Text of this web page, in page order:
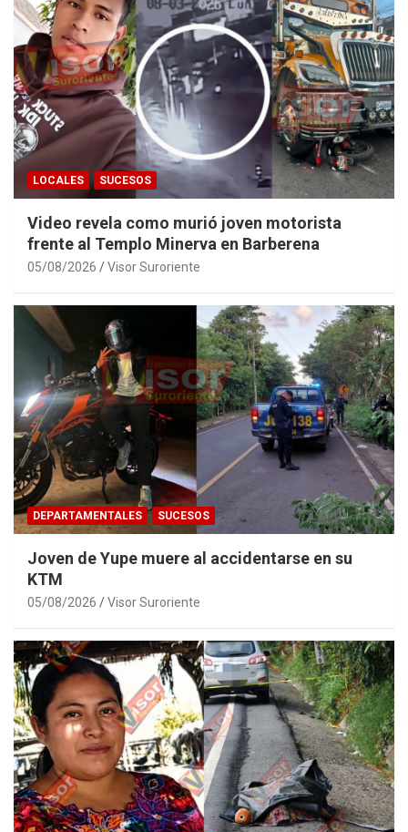
LOCALES SUCESOS
Video revela como murió joven motorista
frente al Templo Minerva en Barberena
05/08/2026 Visor Suroriente
DEPARTAMENTALES SUCESOS
Joven de Yupe muere al accidentarse en su
KTM
05/08/2026 Visor Suroriente